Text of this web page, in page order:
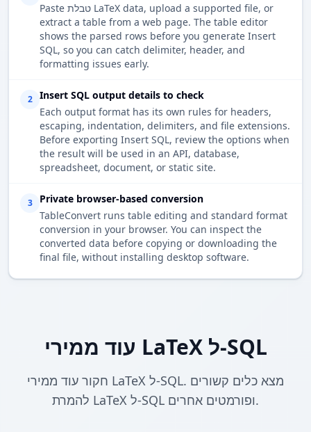
Paste טבלת LaTeX data, upload a supported file, or
extract a table from a web page. The table editor
shows the parsed rows before you generate Insert
SQL, so you can catch delimiter, header, and
formatting issues early.
2
Insert SQL output details to check
Each output format has its own rules for headers,
escaping, indentation, delimiters, and file extensions.
Before exporting Insert SQL, review the options when
the result will be used in an API, database,
spreadsheet, document, or static site.
3
Private browser-based conversion
TableConvert runs table editing and standard format
conversion in your browser. You can inspect the
converted data before copying or downloading the
final file, without installing desktop software.
עוד ממירי LaTeX ל-SQL
חקור עוד ממירי LaTeX ל-SQL. מצא כלים קשורים
להמרת LaTeX ל-SQL ופורמטים אחרים.